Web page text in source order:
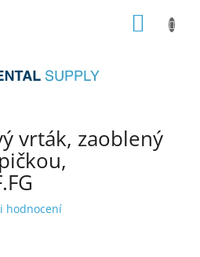
vrták, zaoblený
hodnocení